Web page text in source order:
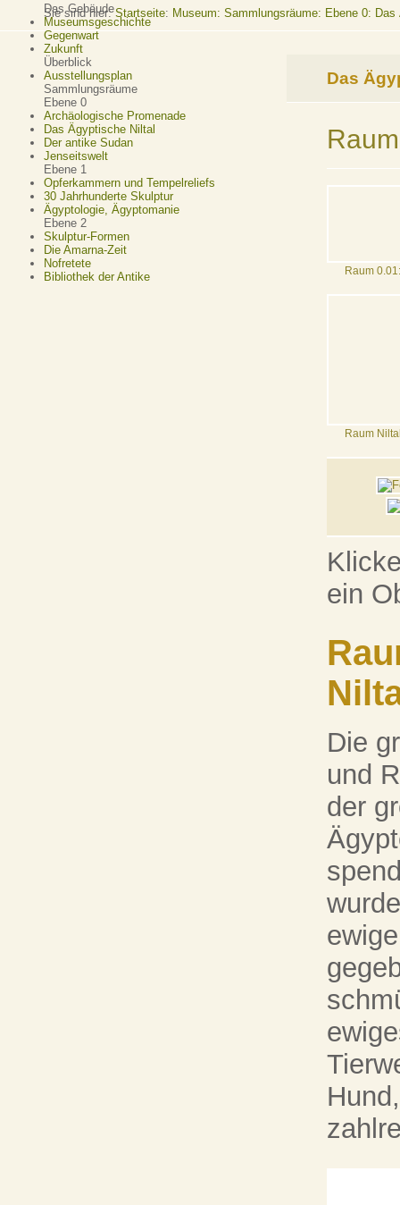
Das Gebäude
Museumsgeschichte
Gegenwart
Zukunft
Überblick
Ausstellungsplan
Sammlungsräume
Ebene 0
Archäologische Promenade
Das Ägyptische Niltal
Der antike Sudan
Jenseitswelt
Ebene 1
Opferkammern und Tempelreliefs
30 Jahrhunderte Skulptur
Ägyptologie, Ägyptomanie
Ebene 2
Skulptur-Formen
Die Amarna-Zeit
Nofretete
Bibliothek der Antike
Sie sind hier:Startseite: Museum: Sammlungsräume: Ebene 0:
Das
Raum
Raum
ein
Die
und
der